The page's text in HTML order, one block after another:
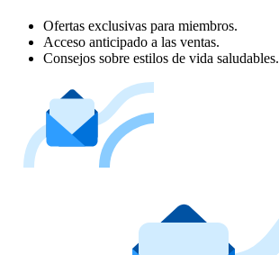
Ofertas exclusivas para miembros.
Acceso anticipado a las ventas.
Consejos sobre estilos de vida saludables.